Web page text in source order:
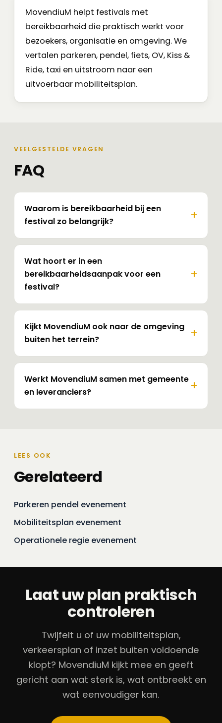
MovendiuM helpt festivals met
bereikbaarheid die praktisch werkt voor
bezoekers, organisatie en omgeving. We
vertalen parkeren, pendel, fiets, OV, Kiss &
Ride, taxi en uitstroom naar een
uitvoerbaar mobiliteitsplan.
VEELGESTELDE VRAGEN
FAQ
Waarom is bereikbaarheid bij een
festival zo belangrijk?
Wat hoort er in een
bereikbaarheidsaanpak voor een
festival?
Kijkt MovendiuM ook naar de omgeving
buiten het terrein?
Werkt MovendiuM samen met gemeente
en leveranciers?
LEES OOK
Gerelateerd
Parkeren pendel evenement
Mobiliteitsplan evenement
Operationele regie evenement
Laat uw plan praktisch
controleren
Twijfelt u of uw mobiliteitsplan,
verkeersplan of inzet buiten voldoende
klopt? MovendiuM kijkt mee en geeft
gericht aan wat sterk is, wat ontbreekt en
wat eenvoudiger kan.